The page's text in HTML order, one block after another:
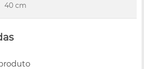
40 cm